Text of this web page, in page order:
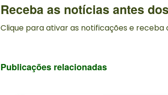
Receba as notícias antes
Clique para ativar as notificações e
Publicações relacionadas